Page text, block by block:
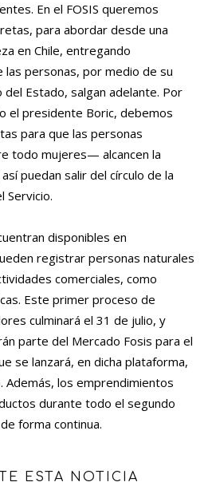
En el FOSIS queremos
para abordar desde una
en Chile, entregando
personas, por medio de su
Estado, salgan adelante. Por
el presidente Boric, debemos
para que las personas
todo mujeres— alcancen la
puedan salir del círculo de la
Servicio.
disponibles en
registrar personas naturales
comerciales, como
Este primer proceso de
culminará el 31 de julio, y
parte del Mercado Fosis para el
se lanzará, en dicha plataforma,
los emprendimientos
durante todo el segundo
forma continua.
ESTA NOTICIA